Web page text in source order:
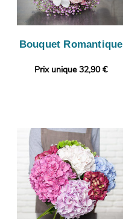
Bouquet Romantique
Prix unique 32,90 €